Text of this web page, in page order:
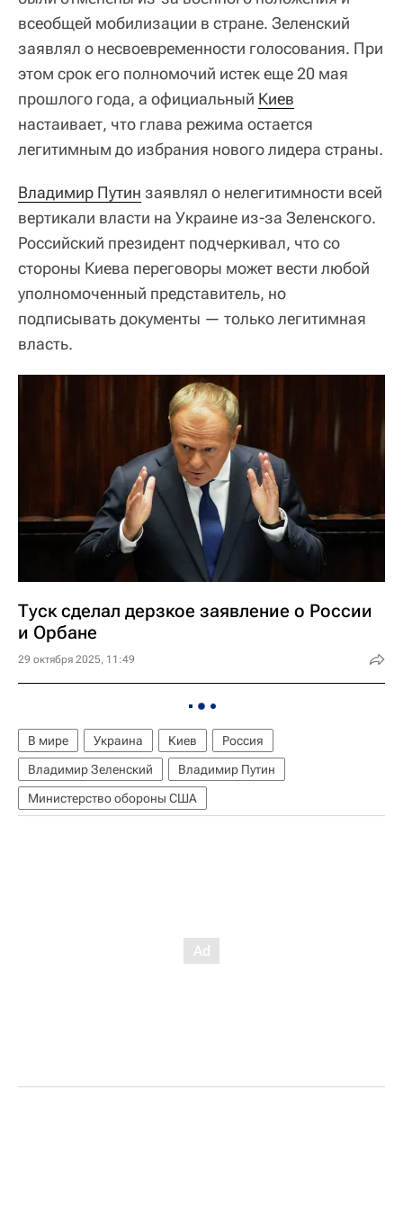
всеобщей мобилизации в стране. Зеленский
заявлял о несвоевременности голосования. При
этом срок его полномочий истек еще 20 мая
прошлого года, а официальный Киев
настаивает, что глава режима остается
легитимным до избрания нового лидера страны.
Владимир Путин заявлял о нелегитимности всей
вертикали власти на Украине из-за Зеленского.
Российский президент подчеркивал, что со
стороны Киева переговоры может вести любой
уполномоченный представитель, но
подписывать документы — только легитимная
власть.
Туск сделал дерзкое заявление о России
и Орбане
29 октября 2025, 11:49
В мире Украина Киев
Россия
Владимир Зеленский
Владимир Путин
Министерство обороны США